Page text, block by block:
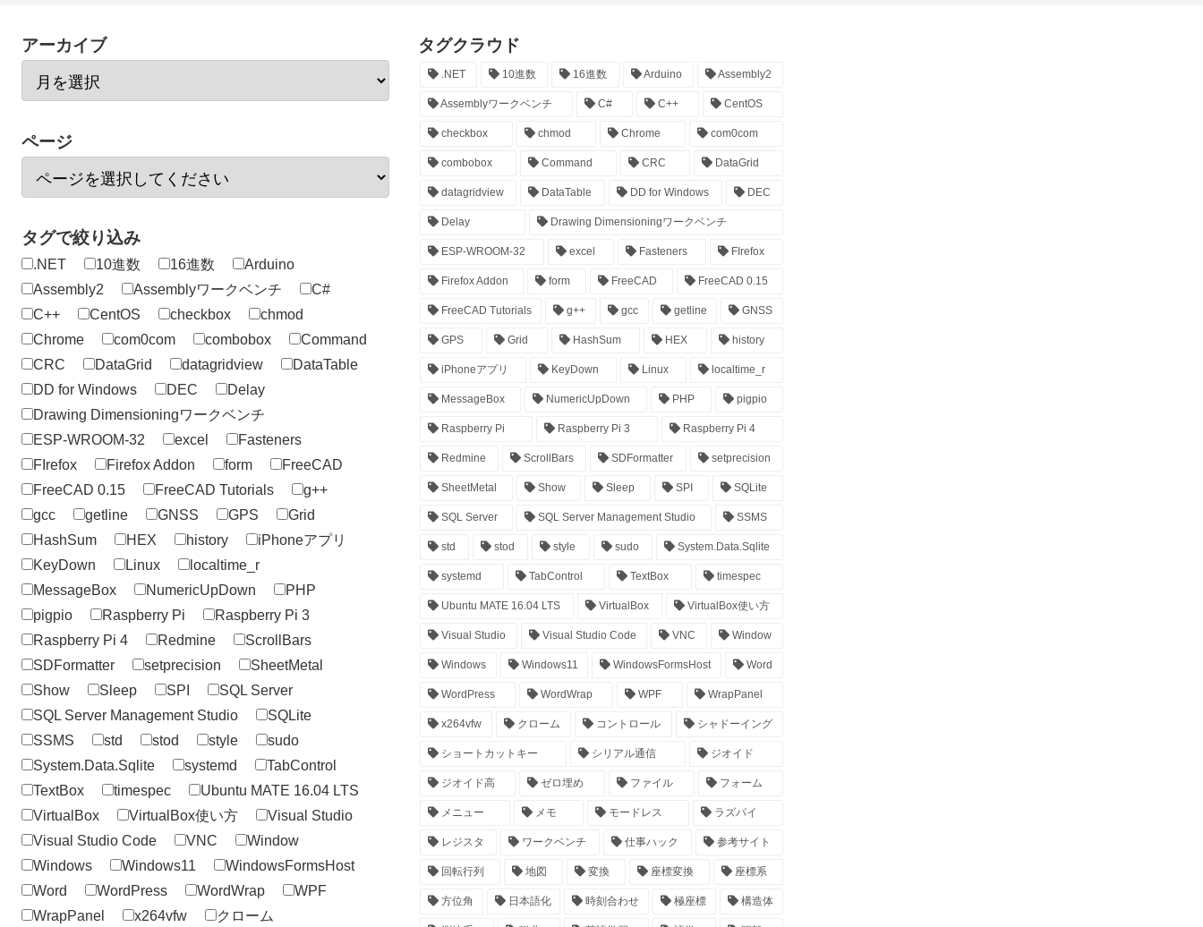
アーカイブ
ページ
タグで絞り込み
.NET 10進数 16進数
Arduino
Assembly2
Assemblyワークベンチ
C#
C++
CentOS checkbox
chmod
Chrome
com0com combobox
Command
CRC
DataGrid datagridview
DataTable
DD for Windows
DEC
Delay
Drawing Dimensioningワークベンチ
ESP-WROOM-32
excel
Fasteners
FIrefox
Firefox Addon form
FreeCAD
FreeCAD 0.15
FreeCAD Tutorials
g++
gcc
getline GNSS GPS
Grid
HashSum
HEX history
iPhoneアプリ
KeyDown
Linux
localtime_r
MessageBox
NumericUpDown
PHP
pigpio
Raspberry Pi
Raspberry Pi 3
Raspberry Pi 4
Redmine
ScrollBars
SDFormatter
setprecision
SheetMetal
Show
Sleep SPI
SQL Server
SQL Server Management Studio
SQLite
SSMS
std stod style
sudo
System.Data.Sqlite
systemd
TabControl
TextBox
timespec
Ubuntu MATE 16.04 LTS
VirtualBox
VirtualBox使い方
Visual Studio
Visual Studio Code
VNC
Window
Windows
Windows11
WindowsFormsHost
Word
WordPress WordWrap
WPF
WrapPanel
x264vfw クローム
タグクラウド
.NET 10進数 16進数 Arduino Assembly2
Assemblyワークベンチ C# C++ CentOS
checkbox chmod Chrome com0com
combobox Command CRC DataGrid
datagridview DataTable DD for Windows DEC
Delay Drawing Dimensioningワークベンチ
ESP-WROOM-32 excel Fasteners FIrefox
Firefox Addon form FreeCAD FreeCAD 0.15
FreeCAD Tutorials g++ gcc getline GNSS
GPS Grid HashSum HEX history
iPhoneアプリ KeyDown Linux localtime_r
MessageBox NumericUpDown PHP pigpio
Raspberry Pi Raspberry Pi 3 Raspberry Pi 4
Redmine ScrollBars SDFormatter setprecision
SheetMetal Show Sleep SPI SQLite
SQL Server SQL Server Management Studio SSMS
std stod style sudo System.Data.Sqlite
systemd TabControl TextBox timespec
Ubuntu MATE 16.04 LTS VirtualBox VirtualBox使い方
Visual Studio Visual Studio Code VNC Window
Windows Windows11 WindowsFormsHost Word
WordPress WordWrap WPF WrapPanel
x264vfw クローム コントロール シャドーイング
ショートカットキー シリアル通信 ジオイド
ジオイド高 ゼロ埋め ファイル フォーム
メニュー メモ モードレス ラズパイ
レジスタ ワークベンチ 仕事ハック 参考サイト
回転行列 地図 変換 座標変換 座標系
方位角 日本語化 時刻合わせ 極座標 構造体